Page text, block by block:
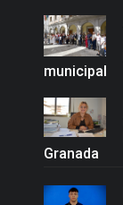
municipal
Granada